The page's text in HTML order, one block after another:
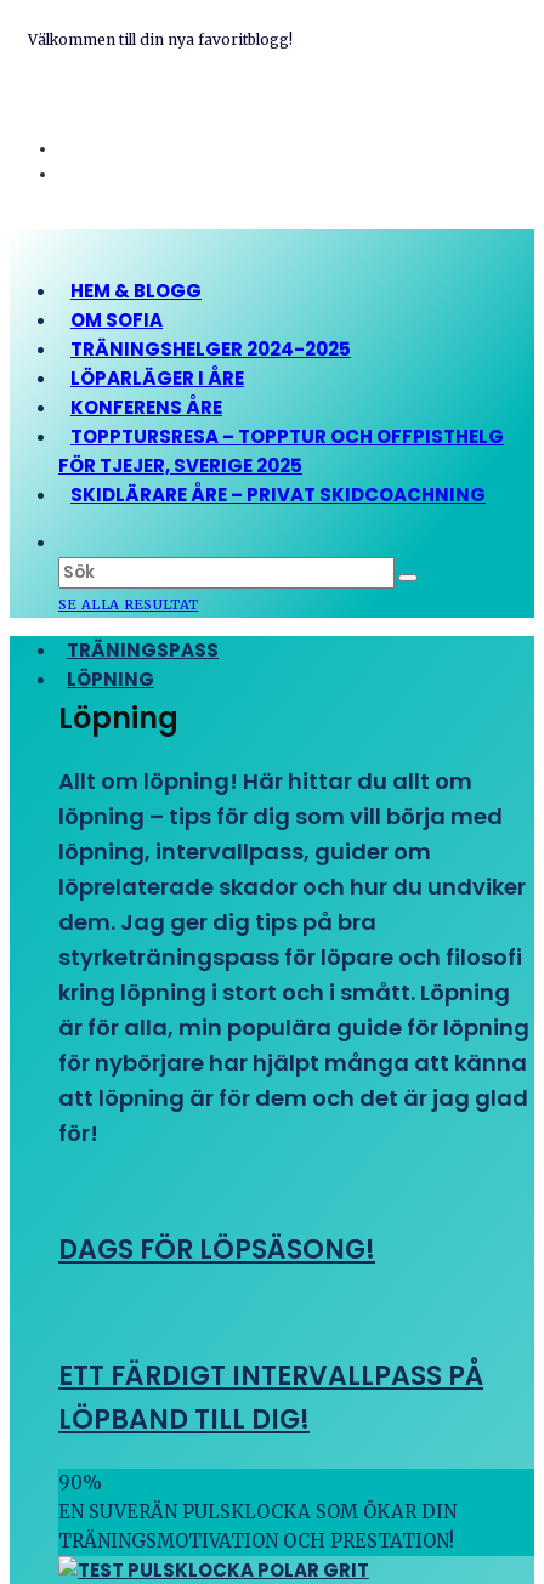
Välkommen till din nya favoritblogg!
HEM & BLOGG
OM SOFIA
TRÄNINGSHELGER 2024-2025
LÖPARLÄGER I ÅRE
KONFERENS ÅRE
TOPPTURSRESA – TOPPTUR OCH OFFPISTHELG
FÖR TJEJER, SVERIGE 2025
SKIDLÄRARE ÅRE – PRIVAT SKIDCOACHNING
SE ALLA RESULTAT
TRÄNINGSPASS
LÖPNING
Löpning
Allt om löpning! Här hittar du allt om
löpning – tips för dig som vill börja med
löpning, intervallpass, guider om
löprelaterade skador och hur du undviker
dem. Jag ger dig tips på bra
styrketräningspass för löpare och filosofi
kring löpning i stort och i smått. Löpning
är för alla, min populära guide för löpning
för nybörjare har hjälpt många att känna
att löpning är för dem och det är jag glad
för!
DAGS FÖR LÖPSÄSONG!
ETT FÄRDIGT INTERVALLPASS PÅ
LÖPBAND TILL DIG!
90%
EN SUVERÄN PULSKLOCKA SOM ÖKAR DIN
TRÄNINGSMOTIVATION OCH PRESTATION!